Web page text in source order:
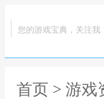
您的游戏宝典，关注我
首页 > 游戏